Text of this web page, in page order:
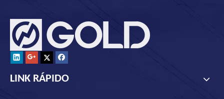
LINK RÁPIDO